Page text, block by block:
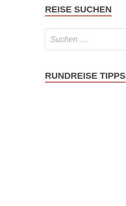
REISE SUCHEN
RUNDREISE TIPPS